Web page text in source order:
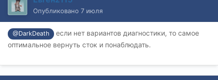
Опубликовано 7 июля
@DarkDeath
если нет вариантов диагностики, то самое
оптимальное вернуть сток и понаблюдать.